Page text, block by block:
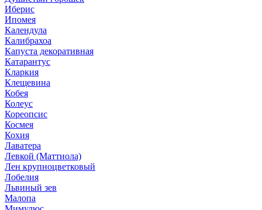
Иберис
Ипомея
Календула
Калибрахоа
Капуста декоративная
Катарантус
Кларкия
Клещевина
Кобея
Колеус
Кореопсис
Космея
Кохия
Лаватера
Левкой (Маттиола)
Лен крупноцветковый
Лобелия
Львиный зев
Малопа